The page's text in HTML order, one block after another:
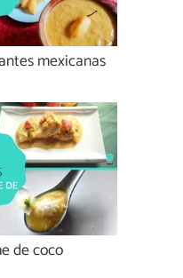
mexicanas
de coco